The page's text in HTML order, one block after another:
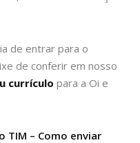
de entrar para o
de conferir em nosso
currículo para a Oi e
TIM – Como enviar